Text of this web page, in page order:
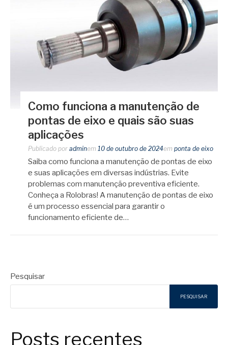
Como funciona a manutenção de
pontas de eixo e quais são suas
aplicações
Publicado por adminem 10 de outubro de 2024em ponta de eixo
Saiba como funciona a manutenção de pontas de eixo
e suas aplicações em diversas indústrias. Evite
problemas com manutenção preventiva eficiente.
Conheça a Rolobras! A manutenção de pontas de eixo
é um processo essencial para garantir o
funcionamento eficiente de…
Pesquisar
PESQUISAR
Posts recentes